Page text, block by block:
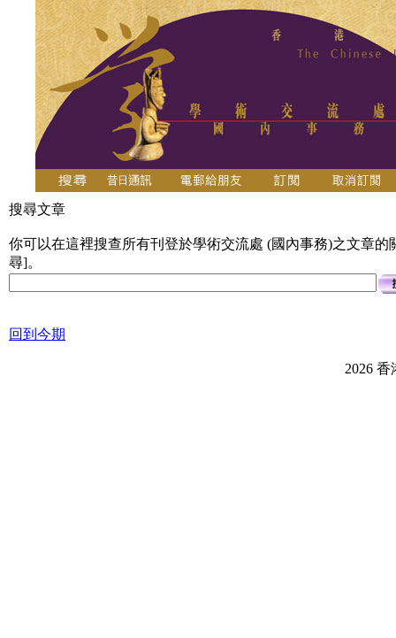
搜尋文章
你可以在這裡搜查所有刊登於學術交流處 (國內事務)之文章
尋]。
回到今期
2026